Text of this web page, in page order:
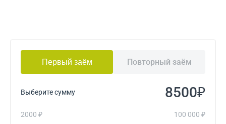
Первый заём Повторный заём
Выберите сумму ₽
2000 ₽ 100 000 ₽